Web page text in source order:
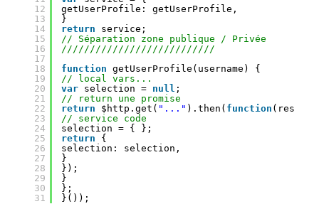
12
13
14
15
16
17
18
19
20
21
22
23
24
25
26
27
28
29
30
31
getUserProfile: getUserProfile,
}
return
service;
// Séparation zone publique / Privée
///////////////////////////
function
getUserProfile(username) {
// local vars...
var selection = null ;
// return une promise
return
$http.get( "..." ).then( function (res) {
// service code
selection = { };
return
{
selection: selection,
}
});
}
};
}());